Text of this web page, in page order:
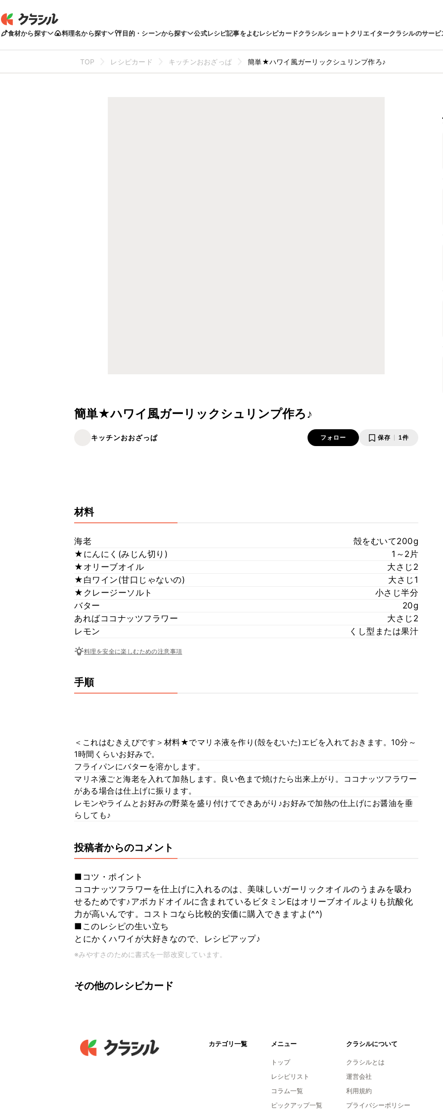
食材から探す 料理名から探す 目的・シーンから探す 公式レシピ記事をよむレシピカードクラシルショートクリエイタークラシルのサービ
TOP レシピカード キッチンおおざっぱ 簡単★ハワイ風ガーリックシュリンプ作ろ♪
簡単★ハワイ風ガーリックシュリンプ作ろ♪
キッチンおおざっぱ フォロー 保存 1件
材料
海老
殻をむいて200g
★にんにく(みじん切り)
1～2片
★オリーブオイル
大さじ2
★白ワイン(甘口じゃないの)
大さじ1
★クレージーソルト
小さじ半分
バター
20g
あればココナッツフラワー
大さじ2
レモン
くし型または果汁
料理を安全に楽しむための注意事項
手順
＜これはむきえびです＞材料★でマリネ液を作り(殻をむいた)エビを入れておきます。10分～
1時間くらいお好みで。
フライパンにバターを溶かします。
マリネ液ごと海老を入れて加熱します。良い色まで焼けたら出来上がり。ココナッツフラワー
がある場合は仕上げに振ります。
レモンやライムとお好みの野菜を盛り付けてできあがり♪お好みで加熱の仕上げにお醤油を垂
らしても♪
投稿者からのコメント
■コツ・ポイント
ココナッツフラワーを仕上げに入れるのは、美味しいガーリックオイルのうまみを吸わ
せるためです♪アボカドオイルに含まれているビタミンEはオリーブオイルよりも抗酸化
力が高いんです。コストコなら比較的安価に購入できますよ(^^)
■このレシピの生い立ち
とにかくハワイが大好きなので、レシピアップ♪
※みやすさのために書式を一部改変しています。
その他のレシピカード
カテゴリ一覧 メニュー
トップ
レシピリスト
コラム一覧
ピックアップ一覧
クラシルについて
クラシルとは
運営会社
利用規約
プライバシーポリシー